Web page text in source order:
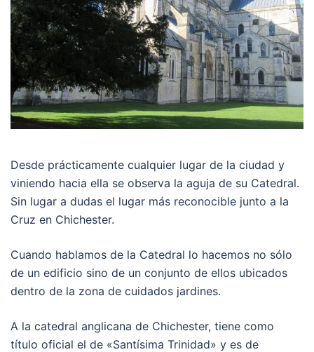
Desde prácticamente cualquier lugar de la ciudad y
viniendo hacia ella se observa la aguja de su Catedral.
Sin lugar a dudas el lugar más reconocible junto a la
Cruz en Chichester.
Cuando hablamos de la Catedral lo hacemos no sólo
de un edificio sino de un conjunto de ellos ubicados
dentro de la zona de cuidados jardines.
A la catedral anglicana de Chichester, tiene como
título oficial el de «Santísima Trinidad» y es de